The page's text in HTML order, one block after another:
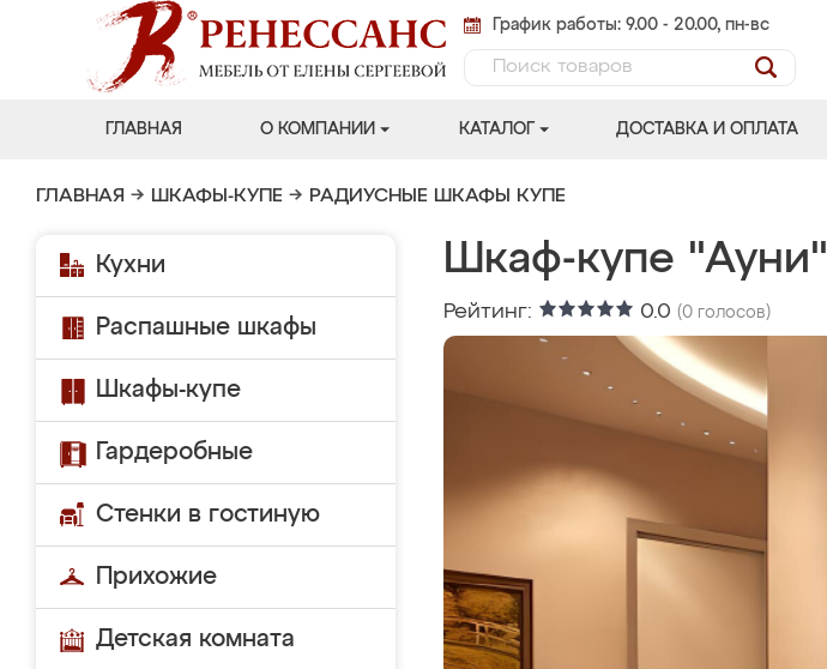
График работы: 9.00 - 20.00, пн-вс
ГЛАВНАЯ О КОМПАНИИ КАТАЛОГ ДОСТАВКА И ОПЛАТА
ГЛАВНАЯ → ШКАФЫ-КУПЕ → РАДИУСНЫЕ ШКАФЫ КУПЕ
Кухни
Распашные шкафы
Шкафы-купе
Гардеробные
Стенки в гостиную
Прихожие
Детская комната
Шкаф-купе "Ауни"
Рейтинг: 0.0 (0 голосов)